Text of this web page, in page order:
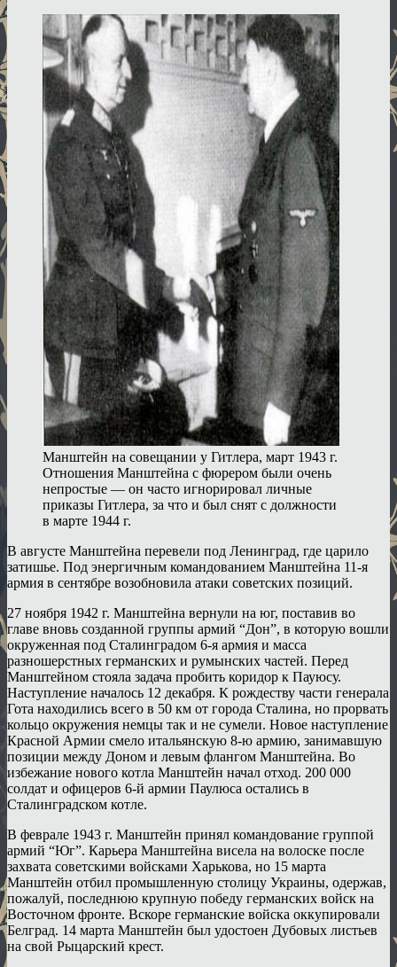
Манштейн на совещании у Гитлера, март 1943 г.
Отношения Манштейна с фюрером были очень
непростые — он часто игнорировал личные
приказы Гитлера, за что и был снят с должности
в марте 1944 г.
В августе Манштейна перевели под Ленинград, где царило
затишье. Под энергичным командованием Манштейна 11-я
армия в сентябре возобновила атаки советских позиций.
27 ноября 1942 г. Манштейна вернули на юг, поставив во
главе вновь созданной группы армий “Дон”, в которую вошли
окруженная под Сталинградом 6-я армия и масса
разношерстных германских и румынских частей. Перед
Манштейном стояла задача пробить коридор к Пауюсу.
Наступление началось 12 декабря. К рождеству части генерала
Гота находились всего в 50 км от города Сталина, но прорвать
кольцо окружения немцы так и не сумели. Новое наступление
Красной Армии смело итальянскую 8-ю армию, занимавшую
позиции между Доном и левым флангом Манштейна. Во
избежание нового котла Манштейн начал отход. 200 000
солдат и офицеров 6-й армии Паулюса остались в
Сталинградском котле.
В феврале 1943 г. Манштейн принял командование группой
армий “Юг”. Карьера Манштейна висела на волоске после
захвата советскими войсками Харькова, но 15 марта
Манштейн отбил промышленную столицу Украины, одержав,
пожалуй, последнюю крупную победу германских войск на
Восточном фронте. Вскоре германские войска оккупировали
Белград. 14 марта Манштейн был удостоен Дубовых листьев
на свой Рыцарский крест.